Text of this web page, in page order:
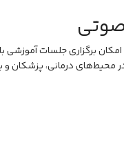
صوتی
برگزاری جلسات آموزشی
درمانی، پزشکان و